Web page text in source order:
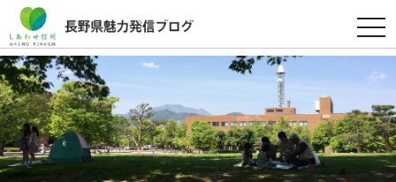
t
o
g
l
n
a
v
i
g
a